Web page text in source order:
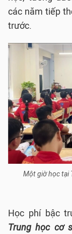
các năm tiếp
trước.
Một giờ học tại
Học phí bậc
Trung học cơ